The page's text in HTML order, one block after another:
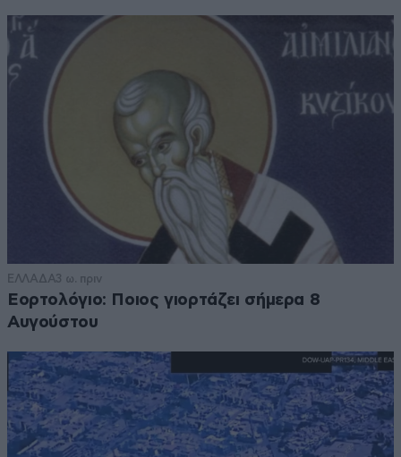
ΕΛΛΑΔΑ3 ω. πριν
Εορτολόγιο: Ποιος γιορτάζει σήμερα 8
Αυγούστου